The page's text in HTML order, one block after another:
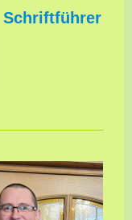
Schriftführer